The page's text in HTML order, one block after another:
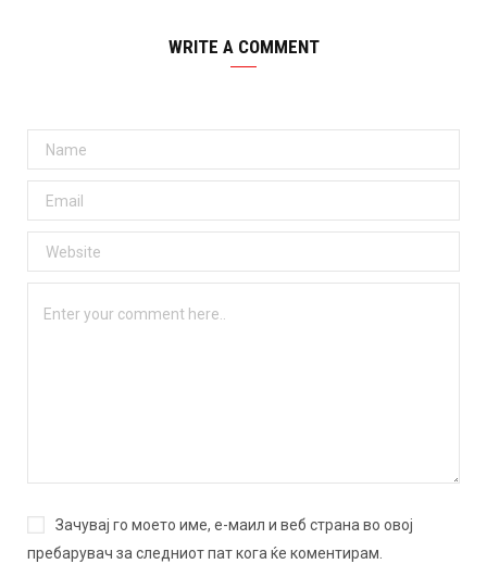
WRITE A COMMENT
Зачувај го моето име, е-маил и веб страна во овој
пребарувач за следниот пат кога ќе коментирам.